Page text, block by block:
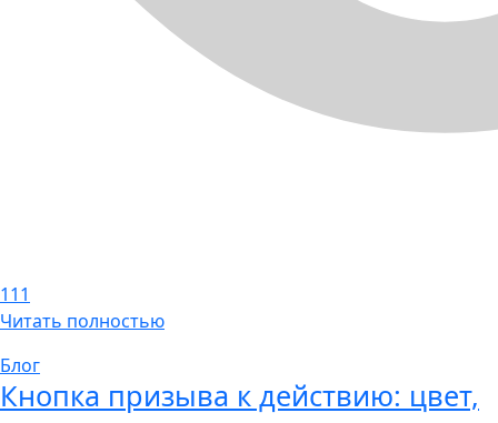
111
Читать полностью
Блог
Кнопка призыва к действию: цвет,